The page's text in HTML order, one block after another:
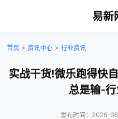
易新
首页 > 资讯中心 > 行业资讯
实战干货!微乐跑得快
总是输-
发布时间：2026-